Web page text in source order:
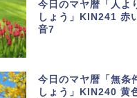
今日のマヤ暦「人よ
しょう」KIN241 赤
音7
今日のマヤ暦「無条
しょう」KIN240 黄